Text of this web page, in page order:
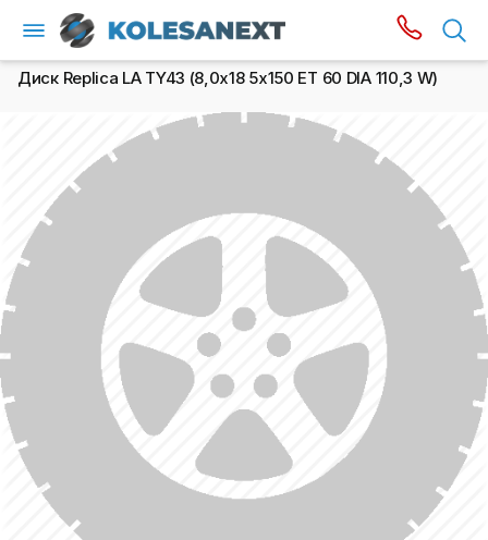
Диск Replica LA TY43 (8,0х18 5x150 ET 60 DIA 110,3 W)